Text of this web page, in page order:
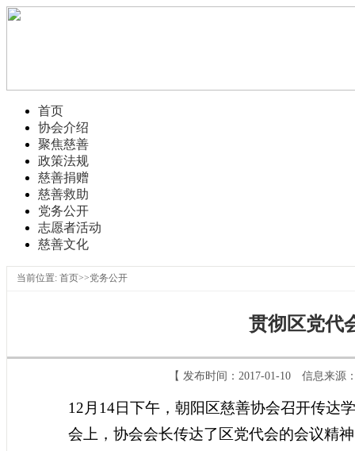
首页
协会介绍
聚焦慈善
政策法规
慈善捐赠
慈善救助
党务公开
志愿者活动
慈善文化
当前位置: 首页>>党务公开
贯彻区党代
【 发布时间：2017-01-10 信息来源
12 月 14日下午，朝阳区慈善协会召开传达
会上，协会会长传达了区党代会的会议精